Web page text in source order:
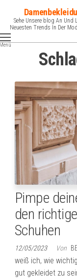
Inhalt
springen
Sehe Unsere blog An Und
Neuesten Trends In Der
Pimpe
den
Schuhen
12/05/2023 Von
weiß ich, wie
gut gekleidet zu